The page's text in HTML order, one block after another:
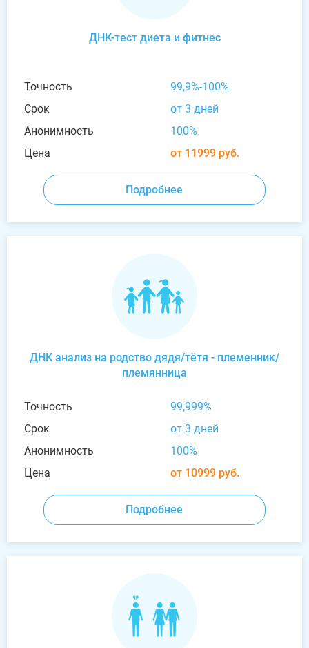
ДНК-тест диета и фитнес
Точность
99,9%-100%
Срок
от 3 дней
Анонимность
100%
Цена
от 11999 руб.
Подробнее
ДНК анализ на родство дядя/тётя - племенник/
племянница
Точность
99,999%
Срок
от 3 дней
Анонимность
100%
Цена
от 10999 руб.
Подробнее